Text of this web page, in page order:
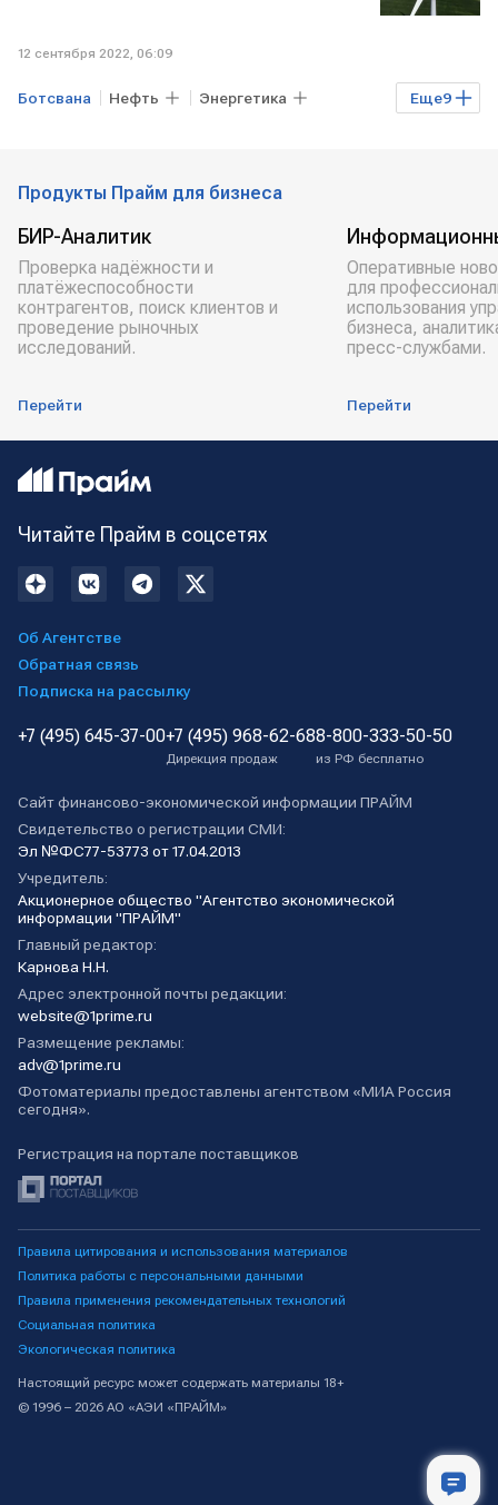
12 сентября 2022, 06:09
Еще9
Ботсвана Нефть Энергетика
США зеленая энергетика
Ископаемые ресурсы
Продукты Прайм для бизнеса
БИР-Аналитик
Проверка надёжности и
платёжеспособности
контрагентов, поиск клиентов и
проведение рыночных
исследований.
Перейти
Оперативные
для
использования
бизнеса,
пресс-службами.
Перейти
Читайте Прайм в соцсетях
Об Агентстве
Обратная связь
Подписка на рассылку
+7 (495) 645-37-00+7 (495) 968-62-68
Дирекция продаж
8-800-333-50-50
из РФ бесплатно
Сайт финансово-экономической информации ПРАЙМ
Свидетельство о регистрации СМИ:
Эл №ФС77-53773 от 17.04.2013
Учредитель:
Акционерное общество "Агентство экономической
информации "ПРАЙМ"
Главный редактор:
Карнова Н.Н.
Адрес электронной почты редакции:
website@1prime.ru
Размещение рекламы:
adv@1prime.ru
Фотоматериалы предоставлены агентством «МИА Россия
сегодня».
Регистрация на портале поставщиков
Правила цитирования и использования материалов
Политика работы с персональными данными
Правила применения рекомендательных технологий
Социальная политика
Экологическая политика
Настоящий ресурс может содержать материалы 18+
© 1996 – 2026 АО «АЭИ «ПРАЙМ»